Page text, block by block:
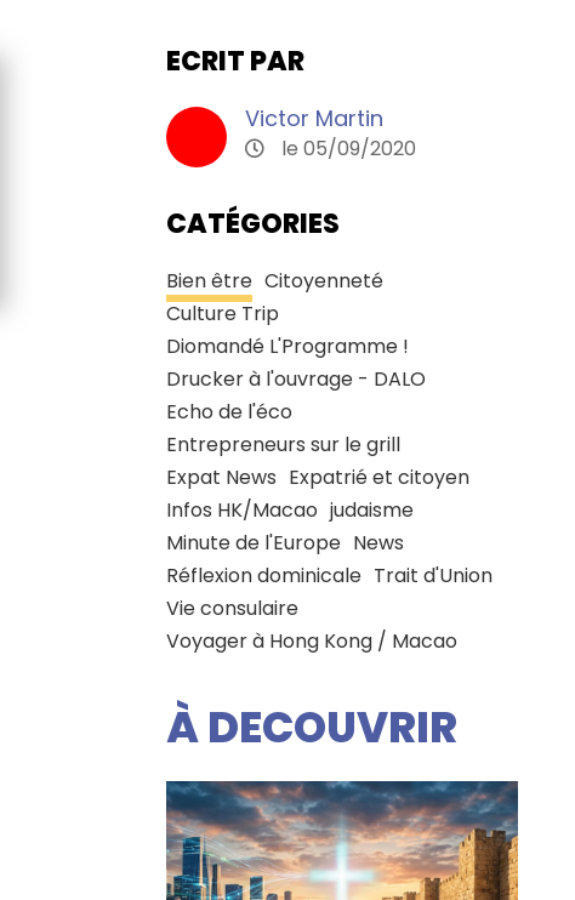
ECRIT PAR
Victor Martin
le 05/09/2020
CATÉGORIES
Bien être Citoyenneté
Culture Trip
Diomandé L'Programme !
Drucker à l'ouvrage - DALO
Echo de l'éco
Entrepreneurs sur le grill
Expat News Expatrié et citoyen
Infos HK/Macao judaisme
Minute de l'Europe News
Réflexion dominicale Trait d'Union
Vie consulaire
Voyager à Hong Kong / Macao
À DECOUVRIR